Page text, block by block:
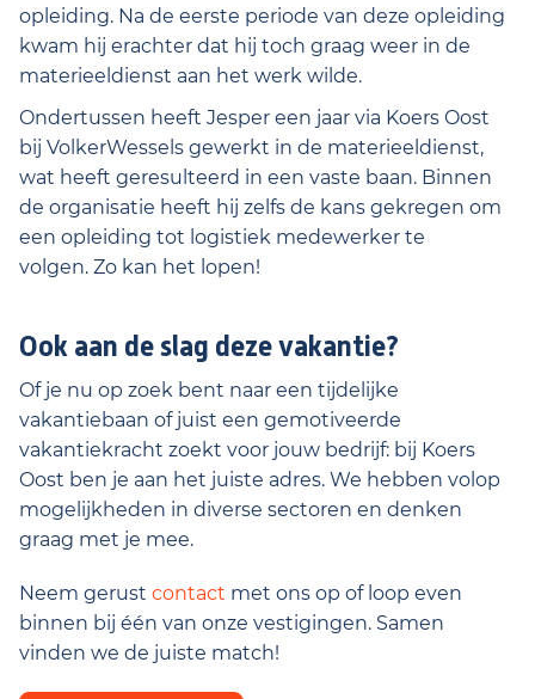
opleiding. Na de eerste periode van deze opleiding
kwam hij erachter dat hij toch graag weer in de
materieeldienst aan het werk wilde.
Ondertussen heeft Jesper een jaar via Koers Oost
bij VolkerWessels gewerkt in de materieeldienst,
wat heeft geresulteerd in een vaste baan. Binnen
de organisatie heeft hij zelfs de kans gekregen om
een opleiding tot logistiek medewerker te
volgen. Zo kan het lopen!
Ook aan de slag deze vakantie?
Of je nu op zoek bent naar een tijdelijke
vakantiebaan of juist een gemotiveerde
vakantiekracht zoekt voor jouw bedrijf: bij Koers
Oost ben je aan het juiste adres. We hebben volop
mogelijkheden in diverse sectoren en denken
graag met je mee.
Neem gerust contact met ons op of loop even
binnen bij één van onze vestigingen. Samen
vinden we de juiste match!